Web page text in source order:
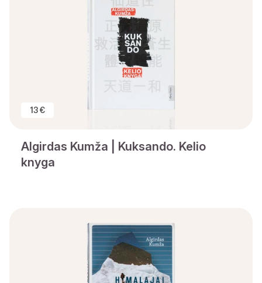
13 €
Algirdas Kumža | Kuksando. Kelio
knyga